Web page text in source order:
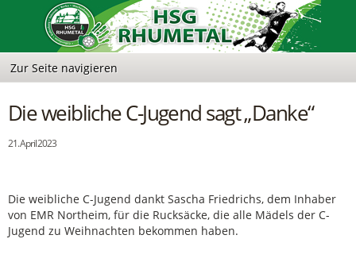
Die weibliche C-Jugend sagt „Danke“
21. April 2023
Die weibliche C-Jugend dankt Sascha Friedrichs, dem Inhaber
von EMR Northeim, für die Rucksäcke, die alle Mädels der C-
Jugend zu Weihnachten bekommen haben.